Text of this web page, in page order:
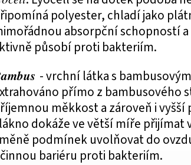
polyester, chladí jako
absorpční schopností
působí proti bakteriím.
- vrchní látka s
přímo z bambusového
měkkost a zároveň i vyšší
dokáže ve větší míře přijímat
podmínek uvolňovat do
bariéru proti bakteriím.